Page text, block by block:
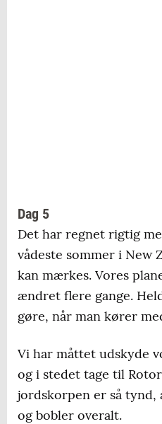
Dag 5
Det har regnet rigtig
vådeste sommer i New
kan mærkes. Vores
ændret flere gange.
gøre, når man kører
Vi har måttet udskyde
og i stedet tage til
jordskorpen er så
og bobler overalt.